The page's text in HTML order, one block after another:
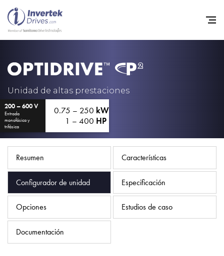
Unidad de altas prestaciones
200 – 600 V
Entrada
monofásica y
trifásica
0.75 – 250 kW
1 – 400 HP
Resumen Características
Configurador de unidad Especificación
Opciones Estudios de caso
Documentación
Home
Noticias
Empleo
Acerca de
Contacto